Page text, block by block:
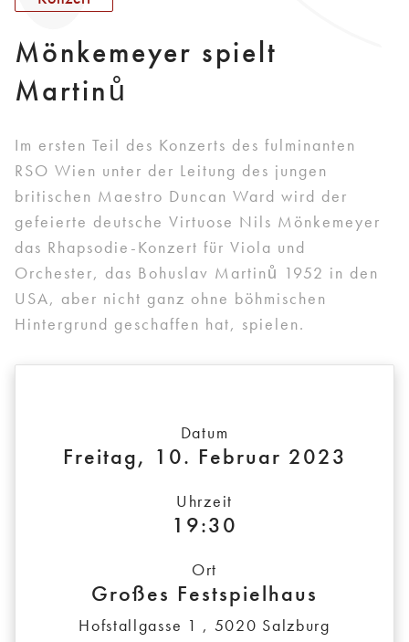
Mönkemeyer spielt
Martinů
Im ersten Teil des Konzerts des fulminanten
RSO Wien unter der Leitung des jungen
britischen Maestro Duncan Ward wird der
gefeierte deutsche Virtuose Nils Mönkemeyer
das Rhapsodie-Konzert für Viola und
Orchester, das Bohuslav Martinů 1952 in den
USA, aber nicht ganz ohne böhmischen
Hintergrund geschaffen hat, spielen.
Datum
Freitag, 10. Februar 2023
Uhrzeit
19:30
Ort
Großes Festspielhaus
Hofstallgasse 1 , 5020 Salzburg